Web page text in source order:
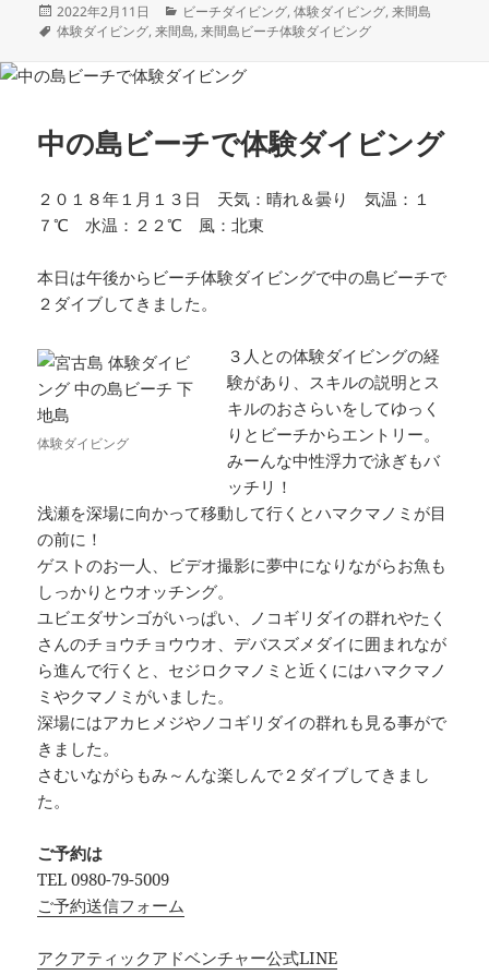
投
稿
2022年2月11日
カ
テ
リ
ー
ビーチダイビング,体験ダイビング,来間島
タ
体験ダイビング,来間島,来間島ビーチ体験ダイビング
中の島ビーチで体験ダイビング
２０１８年１月１３日 天気：晴れ＆曇り 気温：１
７℃ 水温：２２℃ 風：北東
本日は午後からビーチ体験ダイビングで中の島ビーチで
２ダイブしてきました。
体験ダイビング
３人との体験ダイビングの経
験があり、スキルの説明とス
キルのおさらいをしてゆっく
りとビーチからエントリー。
みーんな中性浮力で泳ぎもバ
ッチリ！
浅瀬を深場に向かって移動して行くとハマクマノミが目
の前に！
ゲストのお一人、ビデオ撮影に夢中になりながらお魚も
しっかりとウオッチング。
ユビエダサンゴがいっぱい、ノコギリダイの群れやたく
さんのチョウチョウウオ、デバスズメダイに囲まれなが
ら進んで行くと、セジロクマノミと近くにはハマクマノ
ミやクマノミがいました。
深場にはアカヒメジやノコギリダイの群れも見る事がで
きました。
さむいながらもみ～んな楽しんで２ダイブしてきまし
た。
ご予約は
TEL 0980-79-5009
ご予約送信フォーム
アクアティックアドベンチャー公式LINE